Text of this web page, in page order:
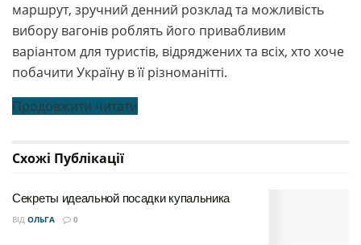
маршрут, зручний денний розклад та можливість
вибору вагонів роблять його привабливим
варіантом для туристів, відряджених та всіх, хто хоче
побачити Україну в її різноманітті.
Продовжити читати
Схожі Публікації
Секреты идеальной посадки купальника
ВІД ОЛЬГА 0